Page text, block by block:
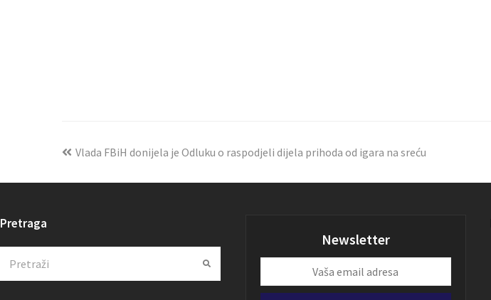
Vlada FBiH donijela je Odluku o raspodjeli dijela prihoda od igara na sreću
Pretraga
Submit
Newsletter
email